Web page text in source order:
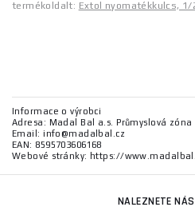
termékoldalt: Extol nyomatékkulcs, 1/
Informace o výrobci
Adresa: Madal Bal a.s. Průmyslová zóna
Email: info@madalbal.cz
EAN: 8595703606168
Webové stránky: https://
NALEZNETE